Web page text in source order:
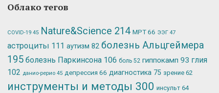
Облако тегов
COVID-19 45 Nature&Science 214 МРТ66 ЭЭГ 47
астроциты 111 аутизм 82 болезнь Альцгеймера
195 болезнь Паркинсона 106 боль 52 гиппокамп 93 глия
102 данио-рерио 45 депрессия 66 диагностика 75 зрение 62
инструменты и методы 300 инсульт 64